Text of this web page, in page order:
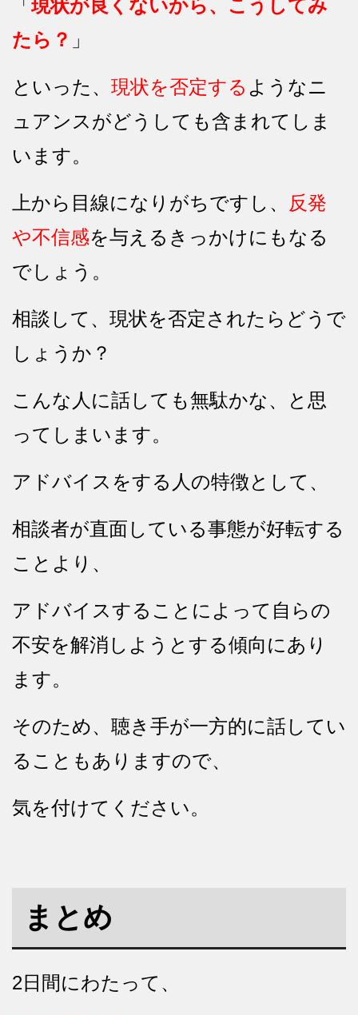
「現状が良くないから、こうしてみ
たら？ 」
といった、 現状を否定する ようなニ
ュアンスがどうしても含まれてしま
います。
上から目線になりがちですし、
反発
や不信感を与えるきっかけにもなる
でしょう。
相談して、現状を否定されたらどうで
しょうか？
こんな人に話しても無駄かな、と思
ってしまいます。
アドバイスをする人の特徴として、
相談者が直面している事態が好転する
ことより、
アドバイスすることによって自らの
不安を解消しようとする傾向にあり
ます。
そのため、聴き手が一方的に話してい
ることもありますので、
気を付けてください。
まとめ
2日間にわたって、